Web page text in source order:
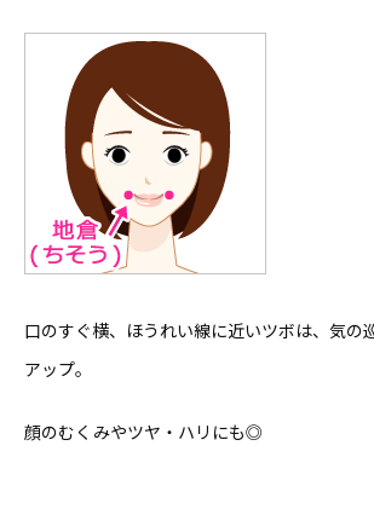
口のすぐ横、ほうれい線に近いツボは、気の
アップ。
顔のむくみやツヤ・ハリにも◎